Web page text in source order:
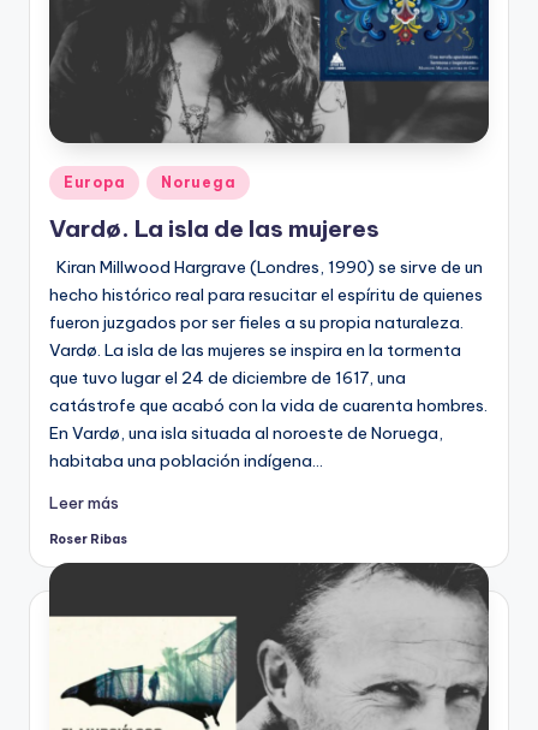
Publicado
en
Europa Noruega
Vardø. La isla de las mujeres
Kiran Millwood Hargrave (Londres, 1990) se sirve de un
hecho histórico real para resucitar el espíritu de quienes
fueron juzgados por ser fieles a su propia naturaleza.
Vardø. La isla de las mujeres se inspira en la tormenta
que tuvo lugar el 24 de diciembre de 1617, una
catástrofe que acabó con la vida de cuarenta hombres.
En Vardø, una isla situada al noroeste de Noruega,
habitaba una población indígena…
Leer más
Publicado
por
Roser Ribas